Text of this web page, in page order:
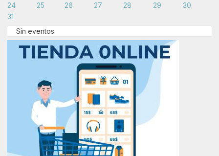
24
25 26 27 28 29
30
31
Sin eventos